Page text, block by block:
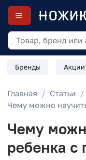
Бренды Акции
Главная
Статьи
Чему можно
Чему
ребенка